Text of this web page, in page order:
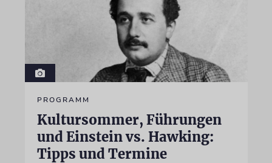
PROGRAMM
Kultursommer, Führungen
und Einstein vs. Hawking:
Tipps und Termine